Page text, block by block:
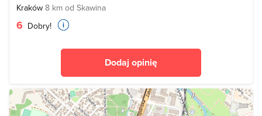
Kraków 8 km od Skawina
6 Dobry!
Dodaj opinię